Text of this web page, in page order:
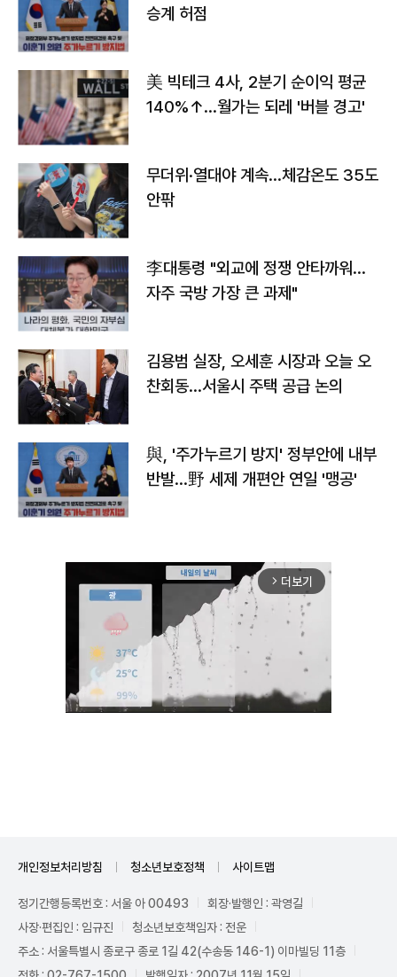
승계 허점
美 빅테크 4사, 2분기 순이익 평균
140%↑…월가는 되레 '버블 경고'
무더위·열대야 계속…체감온도 35도
안팎
李대통령 "외교에 정쟁 안타까워…
자주 국방 가장 큰 과제"
김용범 실장, 오세훈 시장과 오늘 오
찬회동...서울시 주택 공급 논의
與, '주가누르기 방지' 정부안에 내부
반발…野 세제 개편안 연일 '맹공'
arrow_forward_ios 더보기
개인정보처리방침 청소년보호정책 사이트맵
정기간행등록번호 : 서울 아 00493
회장·발행인 : 곽영길
사장·편집인 : 임규진
청소년보호책임자 : 전운
주소 : 서울특별시 종로구 종로 1길 42(수송동 146-1) 이마빌딩 11층